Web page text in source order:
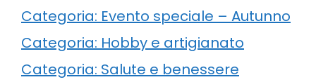
Categoria: Evento speciale – Autunno
Categoria: Hobby e artigianato
Categoria: Salute e benessere